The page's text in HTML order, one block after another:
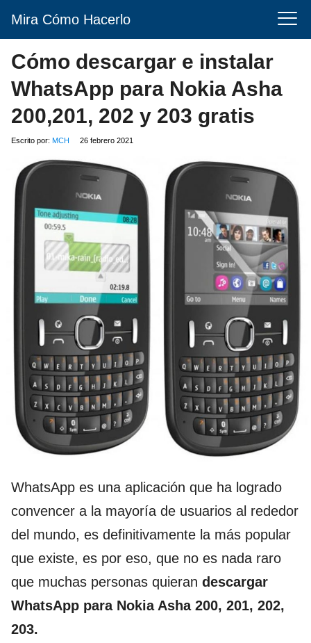
Mira Cómo Hacerlo
Cómo descargar e instalar
WhatsApp para Nokia Asha
200,201, 202 y 203 gratis
Escrito por: MCH 26 febrero 2021
WhatsApp es una aplicación que ha logrado
convencer a la mayoría de usuarios al rededor
del mundo, es definitivamente la más popular
que existe, es por eso, que no es nada raro
que muchas personas quieran descargar
WhatsApp para Nokia Asha 200, 201, 202,
203.